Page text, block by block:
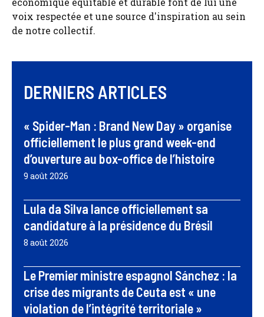
voix respectée et une source d'inspiration au sein
de notre collectif.
DERNIERS ARTICLES
« Spider-Man : Brand New Day » organise
officiellement le plus grand week-end
d’ouverture au box-office de l’histoire
9 août 2026
Lula da Silva lance officiellement sa
candidature à la présidence du Brésil
8 août 2026
Le Premier ministre espagnol Sánchez : la
crise des migrants de Ceuta est « une
violation de l’intégrité territoriale »